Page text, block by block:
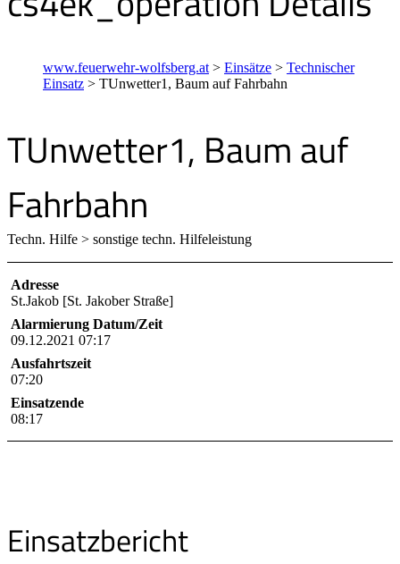
www.feuerwehr-wolfsberg.at > Einsätze > Technischer
Einsatz > TUnwetter1, Baum auf Fahrbahn
TUnwetter1, Baum auf
Fahrbahn
Techn. Hilfe > sonstige techn. Hilfeleistung
Adresse
St.Jakob [St. Jakober Straße]
Alarmierung Datum/Zeit
09.12.2021 07:17
Ausfahrtszeit
07:20
Einsatzende
08:17
Einsatzbericht